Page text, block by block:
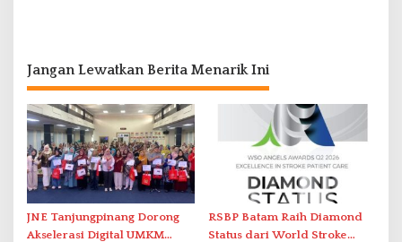
Jangan Lewatkan Berita Menarik Ini
JNE Tanjungpinang Dorong
Akselerasi Digital UMKM
RSBP Batam Raih Diamond
Status dari World Stroke